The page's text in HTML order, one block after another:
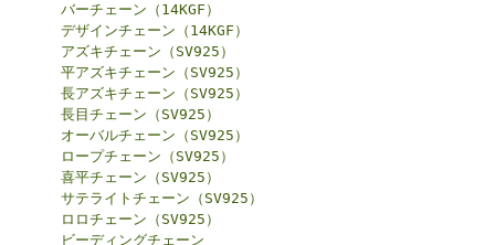
バーチェーン（14KGF）
デザインチェーン（14KGF）
アズキチェーン（SV925）
平アズキチェーン（SV925）
長アズキチェーン（SV925）
長目チェーン（SV925）
オーバルチェーン（SV925）
ロープチェーン（SV925）
喜平チェーン（SV925）
サテライトチェーン（SV925）
ロロチェーン（SV925）
ビーディングチェーン